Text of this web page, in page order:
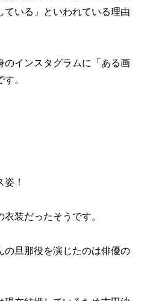
ている」といわれている理由
のインスタグラムに「ある画
。
！
装だったそうです。
の旦那役を演じたのは俳優の